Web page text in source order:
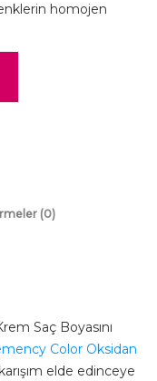
homojen
(0)
Saç Boyasını
Color Oksidan
elde edinceye